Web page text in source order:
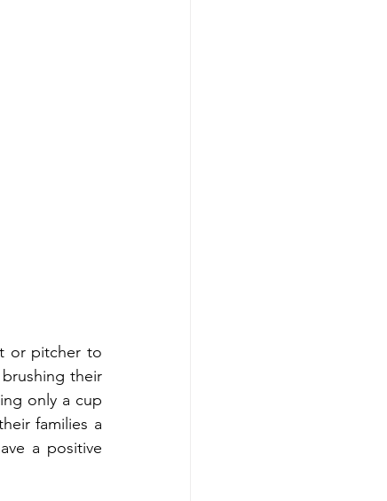
or pitcher to
their
only a cup
families a
a positive